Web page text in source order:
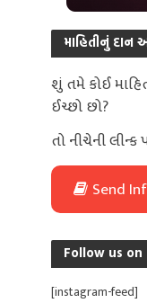
માહિતીનું દાન
શું તમે કોઈ
ઈચ્છો છો?
તો નીચેની લીન્ક
Send
Follow us
[instagram-feed]